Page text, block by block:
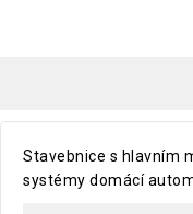
Stavebnice s hlavním
systémy domácí